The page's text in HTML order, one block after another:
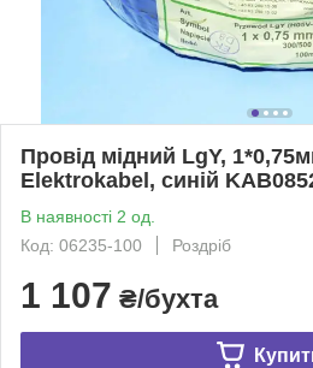
Провід мідний LgY,
Elektrokabel, синій
В наявності 2 од.
Код: 06235-100
Роздріб
1 107 ₴/бухта